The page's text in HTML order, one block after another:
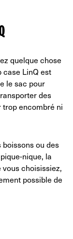
quelque chose
case LinQ est
le sac pour
des
trop encombré ni
boissons ou des
nique, la
vous choisissiez,
possible de